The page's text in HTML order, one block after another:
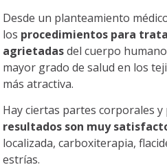
Desde un planteamiento
los procedimientos para
agrietadasdel cuerpo
mayor grado de salud en los
más atractiva.
Hay ciertas partes corporales
resultados son muy
localizada, carboxiterapia,
estrías.